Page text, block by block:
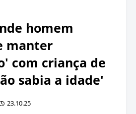
homem
manter
com criança de
sabia a idade'
23.10.25